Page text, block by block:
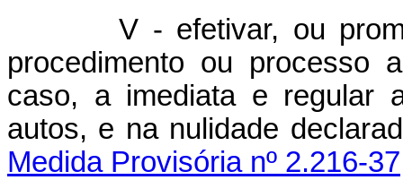
V - efetivar, ou
procedimento ou processo
caso, a imediata e regular
autos, e na
Medida Provisória nº 2.216-